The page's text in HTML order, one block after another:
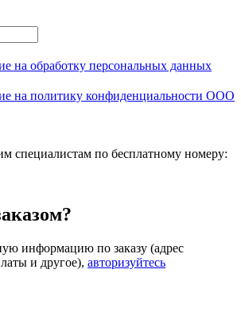
на обработку персональных данных
на политику конфиденциальности ООО
специалистам по бесплатному номеру:
информацию по заказу (адрес
и другое), авторизуйтесь